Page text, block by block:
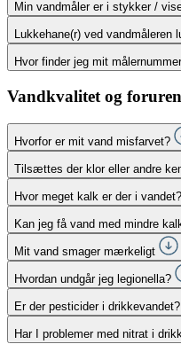
Min vandmåler er i stykker /
Lukkehane(r) ved
Hvor finder jeg mit
Vandkvalitet og
Hvorfor er mit vand misfarvet?
Tilsættes der klor eller andre
Hvor meget kalk er der i vandet?
Kan jeg få vand med mindre
Mit vand smager mærkeligt
Hvordan undgår jeg legionella?
Er der pesticider i drikkevandet?
Har I problemer med nitrat i